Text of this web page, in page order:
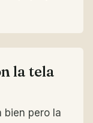
la tela
bien pero la